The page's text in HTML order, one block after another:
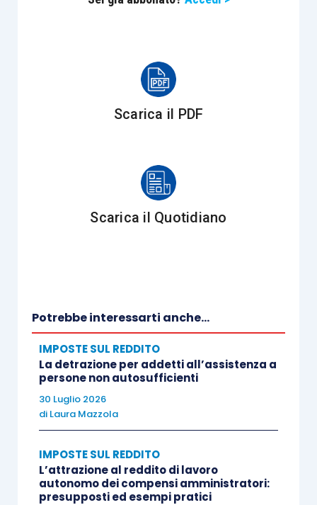
valore, quali la carta della fotocopia o della
stampante, le pile della calcolatrice, etc..;
sostenute dal telelavoratore per
raggiungere le risorse informatiche
datore di lavoro e quindi poter espletare
delle Entrate, con larisoluzione 74/E/2017ha
chiarito che, qualora il legislatore non abbia
provveduto ad indicare un criterio ai fini della
imposizione, i costi sostenuti dal dipendente
nell’esclusivo interesse del datore di lavoro
devono essere individuati sulla base di
elementi oggettivi, documentalmente
accertabili, al fine di evitare che il relativo
Scarica il PDF
Scarica il Quotidiano
Potrebbe interessarti anche...
IMPOSTE SUL REDDITO
La detrazione per addetti all’assistenza a
persone non autosufficienti
30 Luglio 2026
di Laura Mazzola
IMPOSTE SUL REDDITO
L’attrazione al reddito di lavoro
autonomo dei compensi amministratori:
presupposti ed esempi pratici